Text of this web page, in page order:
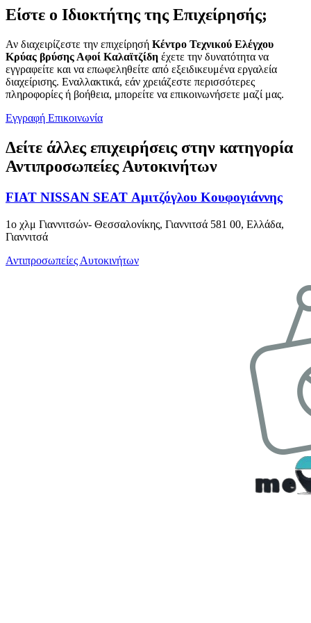
Είστε ο Ιδιοκτήτης της Επιχείρησής;
Αν διαχειρίζεστε την επιχείρησή Κέντρο Τεχνικού Ελέγχου
Κρύας βρύσης Αφοί Καλαϊτζίδη έχετε την δυνατότητα να
εγγραφείτε και να επωφεληθείτε από εξειδικευμένα εργαλεία
διαχείρισης. Εναλλακτικά, εάν χρειάζεστε περισσότερες
πληροφορίες ή βοήθεια, μπορείτε να επικοινωνήσετε μαζί μας.
Εγγραφή Επικοινωνία
Δείτε άλλες επιχειρήσεις στην κατηγορία
Αντιπροσωπείες Αυτοκινήτων
FIAT NISSAN SEAT Αμιτζόγλου Κουφογιάννης
1ο χλμ Γιαννιτσών- Θεσσαλονίκης, Γιαννιτσά 581 00, Ελλάδα,
Γιαννιτσά
Αντιπροσωπείες Αυτοκινήτων